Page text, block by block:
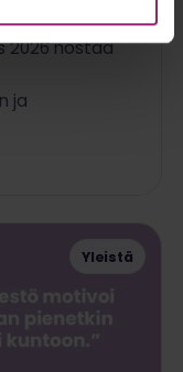
2026 nostaa
ja
Yleistä